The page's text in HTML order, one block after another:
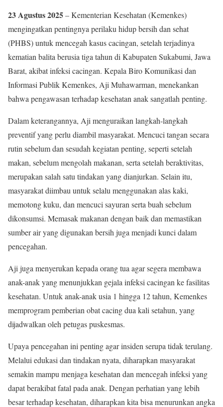
23 Agustus 2025– Kementerian Kesehatan (Kemenkes)
mengingatkan pentingnya perilaku hidup bersih dan sehat
(PHBS) untuk mencegah kasus cacingan, setelah terjadinya
kematian balita berusia tiga tahun di Kabupaten Sukabumi, Jawa
Barat, akibat infeksi cacingan. Kepala Biro Komunikasi dan
Informasi Publik Kemenkes, Aji Muhawarman, menekankan
bahwa pengawasan terhadap kesehatan anak sangatlah penting.
Dalam keterangannya, Aji menguraikan langkah-langkah
preventif yang perlu diambil masyarakat. Mencuci tangan secara
rutin sebelum dan sesudah kegiatan penting, seperti setelah
makan, sebelum mengolah makanan, serta setelah beraktivitas,
merupakan salah satu tindakan yang dianjurkan. Selain itu,
masyarakat diimbau untuk selalu menggunakan alas kaki,
memotong kuku, dan mencuci sayuran serta buah sebelum
dikonsumsi. Memasak makanan dengan baik dan memastikan
sumber air yang digunakan bersih juga menjadi kunci dalam
pencegahan.
Aji juga menyerukan kepada orang tua agar segera membawa
anak-anak yang menunjukkan gejala infeksi cacingan ke fasilitas
kesehatan. Untuk anak-anak usia 1 hingga 12 tahun, Kemenkes
memprogram pemberian obat cacing dua kali setahun, yang
dijadwalkan oleh petugas puskesmas.
Upaya pencegahan ini penting agar insiden serupa tidak terulang.
Melalui edukasi dan tindakan nyata, diharapkan masyarakat
semakin mampu menjaga kesehatan dan mencegah infeksi yang
dapat berakibat fatal pada anak. Dengan perhatian yang lebih
besar terhadap kesehatan, diharapkan kita bisa menurunkan angka